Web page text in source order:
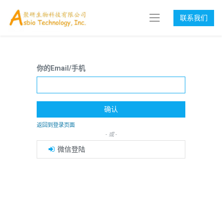
联系我们
你的Email/手机
确认
返回到登录页面
- 或 -
微信登陆